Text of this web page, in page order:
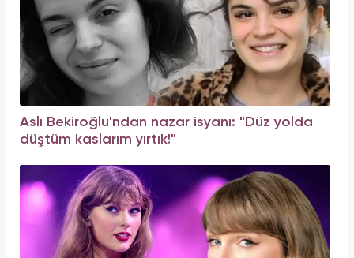
Aslı Bekiroğlu'ndan nazar isyanı: "Düz yolda
düştüm kaslarım yırtık!"